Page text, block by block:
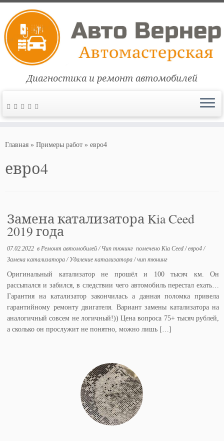
Диагностика и ремонт автомобилей
Главная » Примеры работ » евро4
евро4
Замена катализатора Kia Ceed
2019 года
07.02.2022 в Ремонт автомобилей/ Чип тюнинг помечено Kia Ceed/евро4/
Замена катализатора/ Удаление катализатора/чип тюнинг
Оригинальный катализатор не прошёл и 100 тысяч км. Он
рассыпался и забился, в следствии чего автомобиль перестал ехать…
Гарантия на катализатор закончилась а данная поломка привела
гарантийному ремонту двигателя. Вариант замены катализатора на
аналогичный совсем не логичный!)) Цена вопроса 75+ тысяч рублей,
а сколько он прослужит не понятно, можно лишь […]